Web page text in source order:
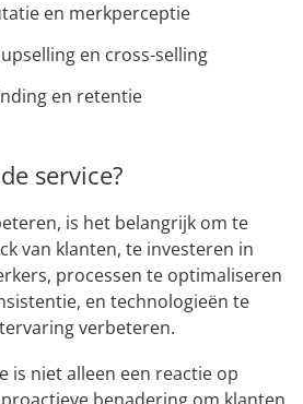
en merkperceptie
en cross-selling
en retentie
service?
is het belangrijk om te
van klanten, te investeren in
processen te optimaliseren
en technologieën te
verbeteren.
is niet alleen een reactie op